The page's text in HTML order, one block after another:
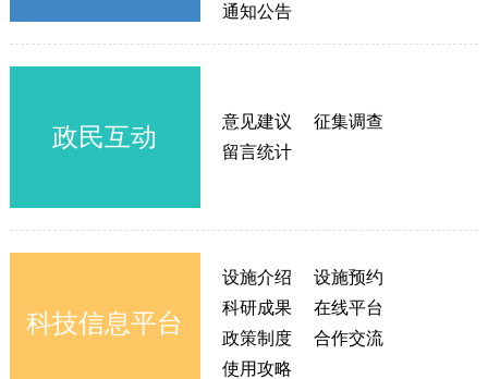
通知公告
政民互动
意见建议
征集调查
留言统计
科技信息平台
设施介绍
设施预约
科研成果
在线平台
政策制度
合作交流
使用攻略